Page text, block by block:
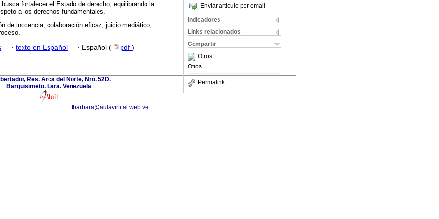
Enviar articulo por email
Indicadores
Links relacionados
Compartir
Otros
Otros
Permalink
fortalecer el Estado de derecho, equilibrando la
a los derechos fundamentales.
de inocencia; colaboración eficaz; juicio mediático;
· texto en Español · Español ( pdf )
Res. Arca del Norte, Nro. 52D.
Barquisimeto. Lara. Venezuela
fbarbara@aulavirtual.web.ve